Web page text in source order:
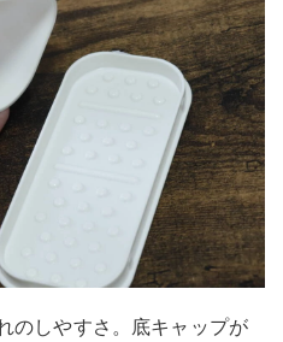
のしやすさ。底キャップが